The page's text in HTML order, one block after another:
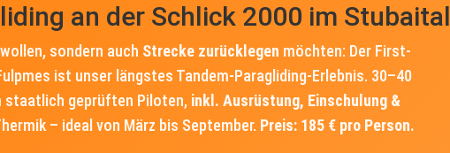
an der Schlick 2000 im Stubaital
sondern auch Strecke zurücklegen möchten: Der First-
ist unser längstes Tandem-Paragliding-Erlebnis. 30–40
staatlich geprüften Piloten, inkl. Ausrüstung, Einschulung &
– ideal von März bis September. Preis: 185 € pro Person.